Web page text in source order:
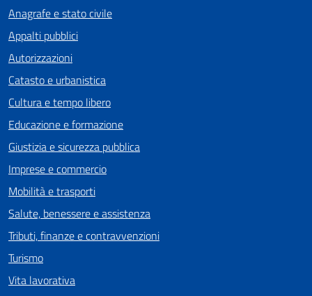
Anagrafe e stato civile
Appalti pubblici
Autorizzazioni
Catasto e urbanistica
Cultura e tempo libero
Educazione e formazione
Giustizia e sicurezza pubblica
Imprese e commercio
Mobilità e trasporti
Salute, benessere e assistenza
Tributi, finanze e contravvenzioni
Turismo
Vita lavorativa